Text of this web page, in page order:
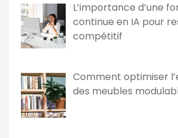
L’importance d’une
continue en IA pour
compétitif
Comment optimiser
des meubles